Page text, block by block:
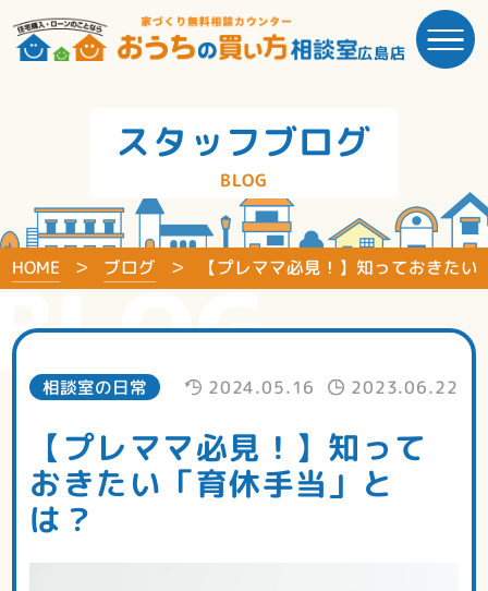
広島店
スタッフブログ
BLOG
HOME ブログ 【プレママ必見！】知っておきた
相談室の日常 2024.05.16 2023.06.22
【プレママ必見！】知って
おきたい「育休手当」と
は？